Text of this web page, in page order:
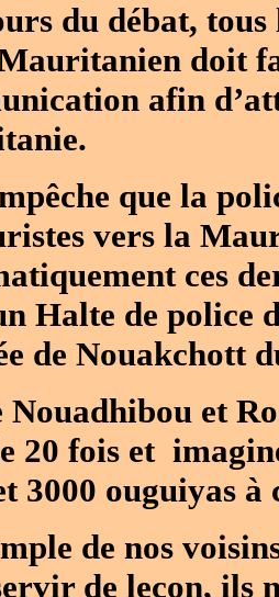
du débat,
doit
afin
que la
vers la
ces
Halte de police
de Nouakchott
et
20 fois et
3000 ouguiyas à
de nos
de leçon, ils